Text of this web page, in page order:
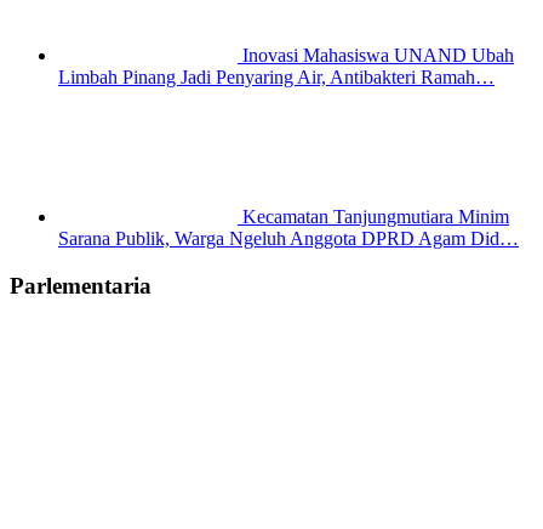
Inovasi Mahasiswa UNAND Ubah
Limbah Pinang Jadi Penyaring Air, Antibakteri Ramah…
Kecamatan Tanjungmutiara Minim
Sarana Publik, Warga Ngeluh Anggota DPRD Agam Did…
Parlementaria